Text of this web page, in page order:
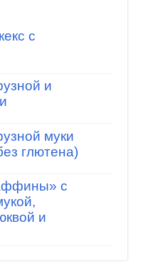
с
и
муки
глютена)
с
и